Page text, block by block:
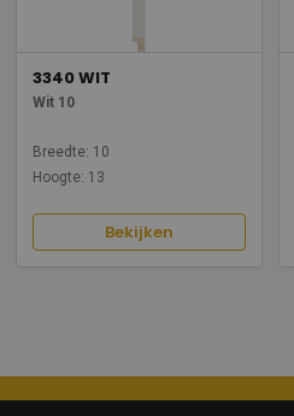
3340 WIT
Wit 10
Breedte: 10
Hoogte: 13
Bekijken